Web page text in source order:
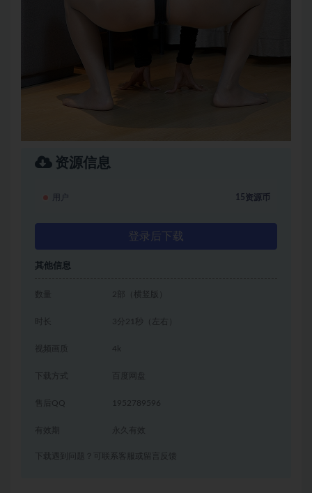
资源信息
用户 15资源币
登录后下载
其他信息
数量 2部（横竖版）
时长 3分21秒（左右）
视频画质 4k
下载方式 百度网盘
售后QQ 1952789596
有效期 永久有效
下载遇到问题？可联系客服或留言反馈